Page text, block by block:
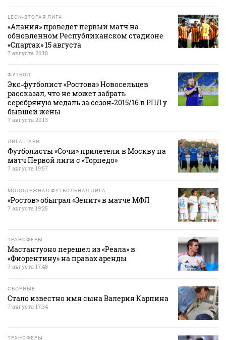
LEON-ВТОРАЯ ЛИГА
«Алания» проведет первый матч на
обновленном Республиканском стадионе
«Спартак» 15 августа
7 августа 20:18
ФУТБОЛ
Экс‑футболист «Ростова» Новосельцев
рассказал, что не может забрать
серебряную медаль за сезон‑2015/16 в РПЛ у
бывшей жены
7 августа 20:13
ЛИГА ПАРИ
Футболисты «Сочи» прилетели в Москву на
матч Первой лиги с «Торпедо»
7 августа 19:57
МОЛОДЕЖНАЯ ФУТБОЛЬНАЯ ЛИГА
«Ростов» обыграл «Зенит» в матче МФЛ
7 августа 19:25
ТРАНСФЕРЫ
Мастантуоно перешел из «Реала» в
«Фиорентину» на правах аренды
7 августа 17:48
СБОРНЫЕ
Стало известно имя сына Валерия Карпина
7 августа 17:34
ТРАНСФЕРЫ